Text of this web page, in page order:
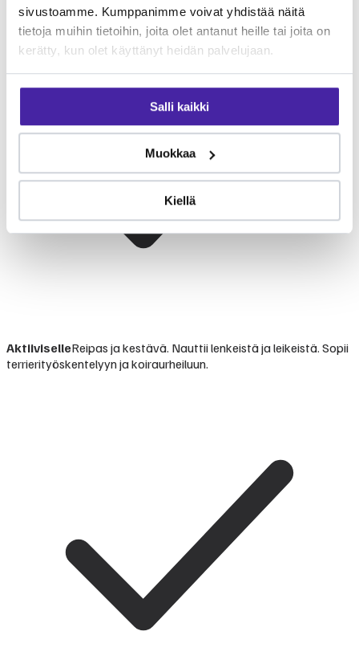
sivustoamme. Kumppanimme voivat yhdistää näitä
tietoja muihin tietoihin, joita olet antanut heille tai joita on
kerätty, kun olet käyttänyt heidän palvelujaan.
Salli kaikki
Muokkaa
Kiellä
AktiiviselleReipas ja kestävä. Nauttii lenkeistä ja leikeistä. Sopii
terrierityöskentelyyn ja koiraurheiluun.